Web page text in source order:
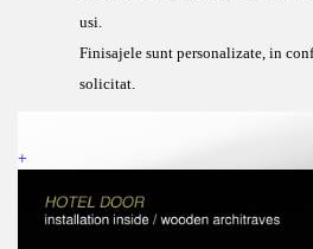
usi.
Finisajele sunt personalizate, in
solicitat.
+